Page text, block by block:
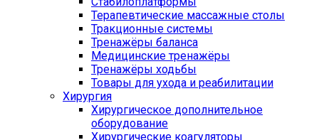
Терапевтические массажные столы
Тракционные системы
Тренажёры баланса
Медицинские тренажёры
Тренажёры ходьбы
Товары для ухода и реабилитации
Хирургия
Хирургическое дополнительное
оборудование
Хирургические коагуляторы